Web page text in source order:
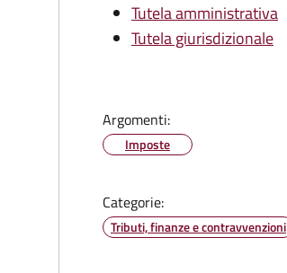
Tutela amministrativa
Tutela giurisdizionale
Argomenti:
Imposte
Categorie:
Tributi, finanze e contravvenzioni